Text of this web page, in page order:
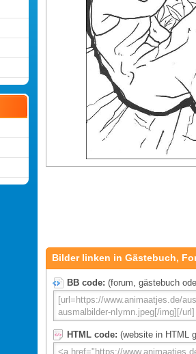
Bilder linken in Gästebuch,
BB code: (forum, gästebuch
HTML code: (website in HTML